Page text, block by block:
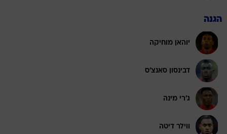
הגנה
יוהאן מוחיקה
דבינסון סאנצ'ס
ג'רי מינה
ווילר דיטה